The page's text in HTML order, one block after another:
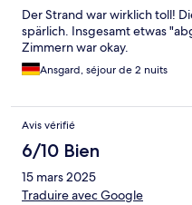
Der Strand war wirklich toll!
spärlich. Insgesamt etwas
Zimmern war okay.
Ansgard, séjour de 2 nuits
Avis vérifié
6/10 Bien
15 mars 2025
Traduire avec Google